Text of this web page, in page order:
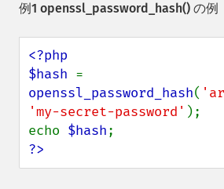
例1 openssl_password_hash() の例
<?php
$hash
openssl_password_hash(
'my-secret-password' );
echo $hash
?>